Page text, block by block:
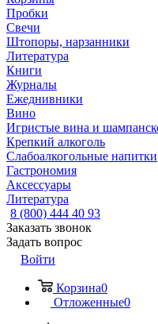
Пробки
Свечи
Штопоры, нарзанники
Литература
Книги
Журналы
Ежеднивники
Вино
Игристые вина и
Крепкий алкоголь
Слабоалкогольные напитки
Гастрономия
Аксессуары
Литература
8 (800) 444 40 93
Заказать звонок
Задать вопрос
Войти
Корзина0
Отложенные0